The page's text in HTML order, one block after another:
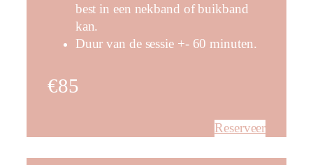
best in een nekband of buikband
kan.
Duur van de sessie +- 60 minuten.
€85
Reserveer